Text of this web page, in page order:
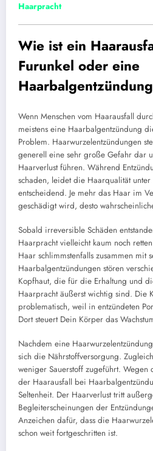
Haarpracht
Wie ist ein
Furunkel oder eine
Wenn Menschen vom Haarausfall
meistens eine Haarbalgentzündung
Problem. Haarwurzelentzündungen
generell eine sehr große Gefahr dar
Haarverlust führen. Während
schaden, leidet die Haarqualität
entscheidend. Je mehr das Haar im
geschädigt wird, desto
Sobald irreversible Schäden
Haarpracht vielleicht kaum noch
Haar schlimmstenfalls zusammen mit
Haarbalgentzündungen stören
Kopfhaut, die für die Erhaltung und
Haarpracht äußerst wichtig sind. Die
problematisch, weil in entzündeten
Dort steuert Dein Körper das
Nachdem eine
sich die Nährstoffversorgung.
weniger Sauerstoff zugeführt. Wegen
der Haarausfall bei
Seltenheit. Der Haarverlust tritt
Begleiterscheinungen der
Anzeichen dafür, dass die
schon weit fortgeschritten ist.